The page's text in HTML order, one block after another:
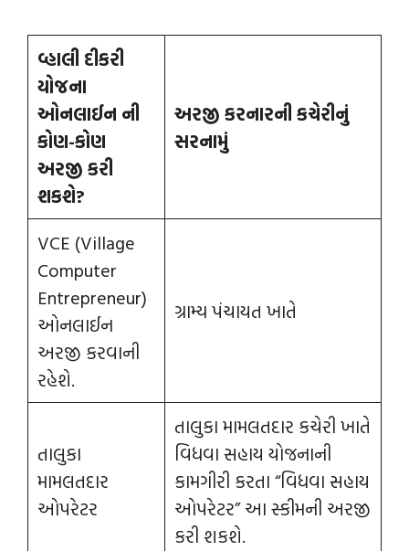
વ્હાલી દીકરી
યોજના
ઓનલાઈન ની
કોણ-કોણ
અરજી કરી
શકશે?
અરજી કરનારની કચેરીનું
સરનામું
VCE (Village
Computer
Entrepreneur)
ઓનલાઈન
અરજી કરવાની
રહેશે.
ગ્રામ્ય પંચાયત ખાતે
તાલુકા
મામલતદાર
ઓપરેટર
તાલુકા મામલતદાર કચેરી ખાતે
વિધવા સહાય યોજનાની
કામગીરી કરતા “વિધવા સહાય
ઓપરેટર” આ સ્કીમની અરજી
કરી શકશે.